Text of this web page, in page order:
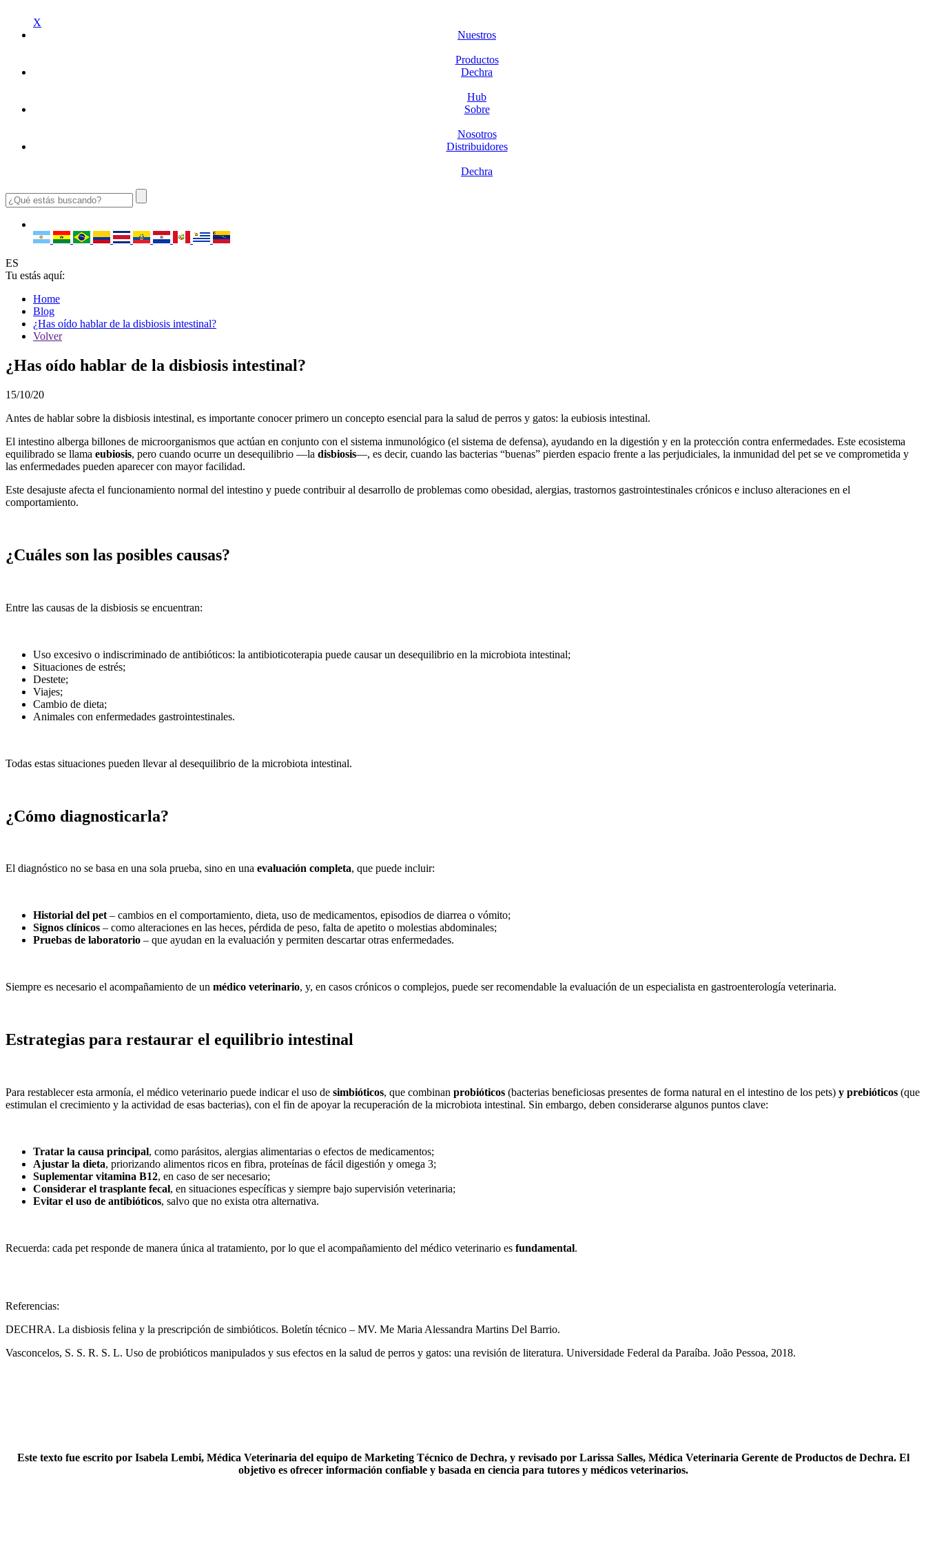
X
Nuestros
Productos
Dechra
Hub
Sobre
Nosotros
Distribuidores
Dechra
ES
Tu estás aquí:
Home
Blog
¿Has oído hablar de la disbiosis intestinal?
Volver
¿Has oído hablar de la disbiosis intestinal?
15/10/20
Antes de hablar sobre la disbiosis intestinal, es importante conocer primero un concepto esencial para la salud de perros y gatos: la eubiosis intestinal.
El intestino alberga billones de microorganismos que actúan en conjunto con el sistema inmunológico (el sistema de defensa), ayudando en la digestión y en la protección contra enfermedades. Este ecosistema
equilibrado se llama eubiosis, pero cuando ocurre un desequilibrio —la disbiosis—, es decir, cuando las bacterias “buenas” pierden espacio frente a las perjudiciales, la inmunidad del pet se ve comprometida y
las enfermedades pueden aparecer con mayor facilidad.
Este desajuste afecta el funcionamiento normal del intestino y puede contribuir al desarrollo de problemas como obesidad, alergias, trastornos gastrointestinales crónicos e incluso alteraciones en el
comportamiento.
¿Cuáles son las posibles causas?
Entre las causas de la disbiosis se encuentran:
Uso excesivo o indiscriminado de antibióticos: la antibioticoterapia puede causar un desequilibrio en la microbiota intestinal;
Situaciones de estrés;
Destete;
Viajes;
Cambio de dieta;
Animales con enfermedades gastrointestinales.
Todas estas situaciones pueden llevar al desequilibrio de la microbiota intestinal.
¿Cómo diagnosticarla?
El diagnóstico no se basa en una sola prueba, sino en una evaluación completa, que puede incluir:
Historial del pet– cambios en el comportamiento, dieta, uso de medicamentos, episodios de diarrea o vómito;
Signos clínicos – como alteraciones en las heces, pérdida de peso, falta de apetito o molestias abdominales;
Pruebas de laboratorio – que ayudan en la evaluación y permiten descartar otras enfermedades.
Siempre es necesario el acompañamiento de un médico veterinario, y, en casos crónicos o complejos, puede ser recomendable la evaluación de un especialista en gastroenterología veterinaria.
Estrategias para restaurar el equilibrio intestinal
Para restablecer esta armonía, el médico veterinario puede indicar el uso de simbióticos, que combinan probióticos (bacterias beneficiosas presentes de forma natural en el intestino de los pets) y prebióticos (que
estimulan el crecimiento y la actividad de esas bacterias), con el fin de apoyar la recuperación de la microbiota intestinal. Sin embargo, deben considerarse algunos puntos clave:
Tratar la causa principal, como parásitos, alergias alimentarias o efectos de medicamentos;
Ajustar la dieta, priorizando alimentos ricos en fibra, proteínas de fácil digestión y omega 3;
Suplementar vitamina B12, en caso de ser necesario;
Considerar el trasplante fecal, en situaciones específicas y siempre bajo supervisión veterinaria;
Evitar el uso de antibióticos, salvo que no exista otra alternativa.
Recuerda: cada pet responde de manera única al tratamiento, por lo que el acompañamiento del médico veterinario es fundamental.
Referencias:
DECHRA. La disbiosis felina y la prescripción de simbióticos. Boletín técnico – MV. Me Maria Alessandra Martins Del Barrio.
Vasconcelos, S. S. R. S. L. Uso de probióticos manipulados y sus efectos en la salud de perros y gatos: una revisión de literatura. Universidade Federal da Paraíba. João Pessoa, 2018.
Este texto fue escrito por Isabela Lembi, Médica Veterinaria del equipo de Marketing Técnico de Dechra, y revisado por Larissa Salles, Médica Veterinaria Gerente de Productos de Dechra. El
objetivo es ofrecer información confiable y basada en ciencia para tutores y médicos veterinarios.